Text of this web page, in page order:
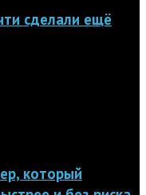
сделали ещё
который